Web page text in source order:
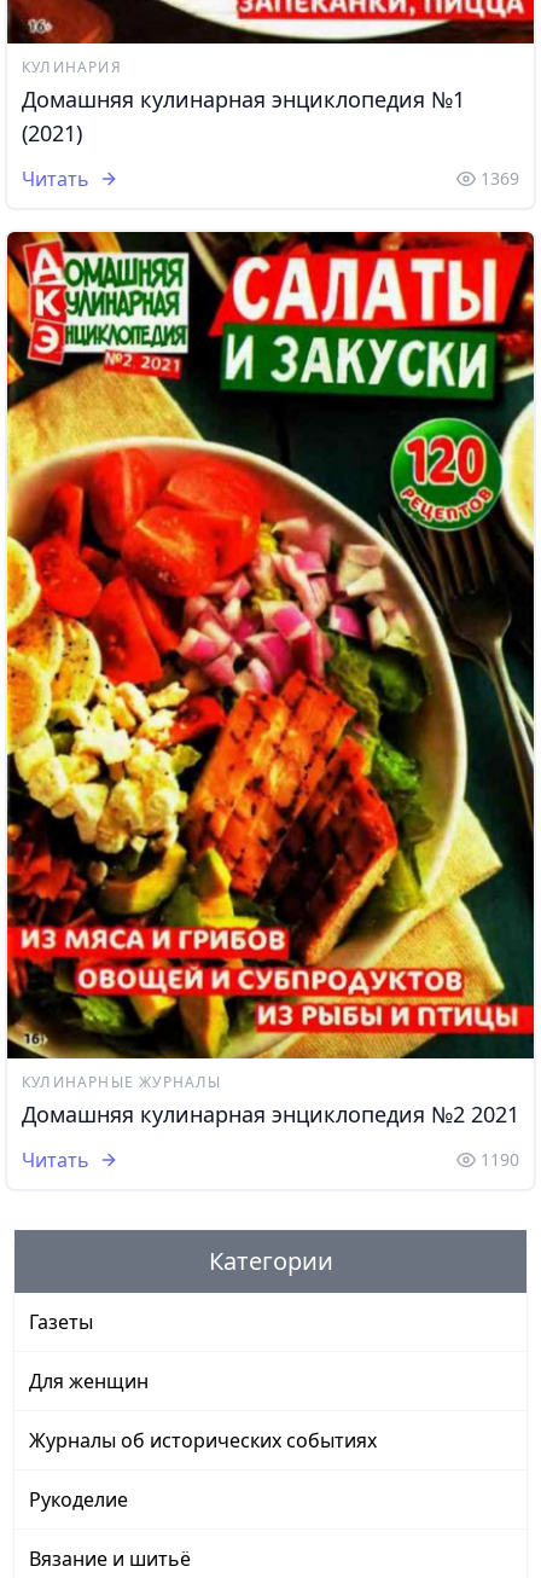
КУЛИНАРИЯ
Домашняя кулинарная энциклопедия №1
(2021)
Читать 1369
КУЛИНАРНЫЕ ЖУРНАЛЫ
Домашняя кулинарная энциклопедия №2 2021
Читать 1190
Категории
Газеты
Для женщин
Журналы об исторических событиях
Рукоделие
Вязание и шитьё